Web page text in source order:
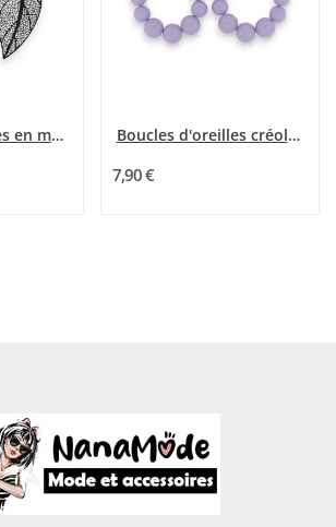
Boucles d'oreilles en métal noir motif feuille Boucles d'oreilles créoles perles parme
7,90 €